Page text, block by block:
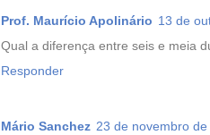
Prof. Maurício Apolinário 13 de
Qual a diferença entre seis e meia
Responder
Mário Sanchez 23 de novembro